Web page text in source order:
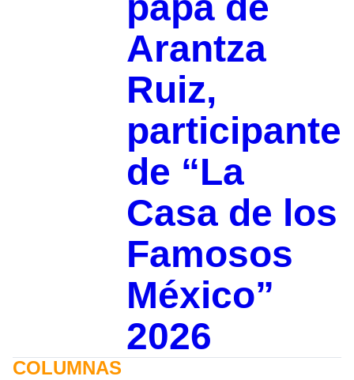
Arantza
Ruiz,
participante
de “La
Casa de los
Famosos
México”
2026
COLUMNAS